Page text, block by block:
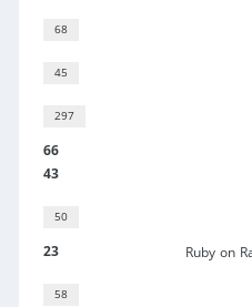
68
45
297
66
43
50
23
58